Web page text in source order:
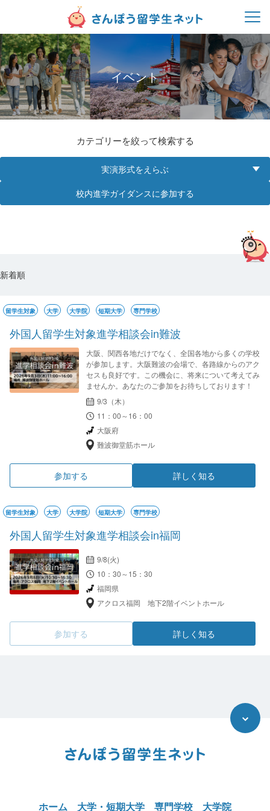
イベント
カテゴリーを絞って検索する
実演形式をえらぶ
校内進学ガイダンスに参加する
新着順
留学生対象 大学 大学院 短期大学 専門学校
外国人留学生対象進学相談会in難波
大阪、関西各地だけでなく、全国各地から多くの学校
が参加します。大阪難波の会場で、各路線からのアク
セスも良好です。この機会に、将来について考えてみ
ませんか。あなたのご参加をお待ちしております！
9/3（木）
11：00～16：00
大阪府
難波御堂筋ホール
参加する 詳しく知る
留学生対象 大学 大学院 短期大学 専門学校
外国人留学生対象進学相談会in福岡
9/8(火)
10：30～15：30
福岡県
アクロス福岡 地下2階イベントホール
参加する 詳しく知る
ホーム 大学・短期大学 専門学校 大学院